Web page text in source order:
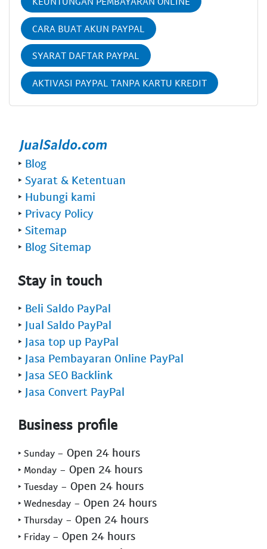
CARA BUAT AKUN PAYPAL
SYARAT DAFTAR PAYPAL
AKTIVASI PAYPAL TANPA KARTU KREDIT
‣ Blog
‣ Syarat & Ketentuan
‣ Hubungi kami
‣ Privacy Policy
‣ Sitemap
‣ Blog Sitemap
Stay in touch
‣ Beli Saldo PayPal
‣ Jual Saldo PayPal
‣ Jasa top up PayPal
‣ Jasa Pembayaran Online PayPal
‣ Jasa SEO Backlink
‣ Jasa Convert PayPal
Business profile
‣ Sunday - Open 24 hours
‣ Monday - Open 24 hours
‣ Tuesday - Open 24 hours
‣ Wednesday - Open 24 hours
‣ Thursday - Open 24 hours
‣ Friday - Open 24 hours